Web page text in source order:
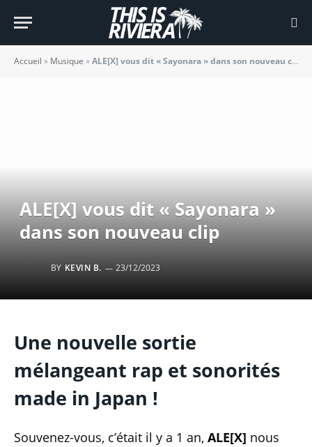
Accueil » Musique »ALE[X] vous dit « Sayonara » dans son nouveau clip
ALE[X] vous dit « Sayonara »
dans son nouveau clip
BY KEVIN B. 23/12/2023
Une nouvelle sortie
mélangeant rap et sonorités
made in Japan !
Souvenez-vous, c’était il y a 1 an, ALE[X] nous